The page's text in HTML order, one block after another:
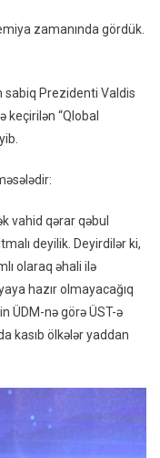
Üzvlük
zamanında gördük.
sabiq Prezidenti Valdis
keçirilən “Qlobal
vahid qərar qəbul
deyilik. Deyirdilər ki,
olaraq əhali ilə
hazır olmayacağıq
ÜDM-nə görə ÜST-ə
kasıb ölkələr yaddan